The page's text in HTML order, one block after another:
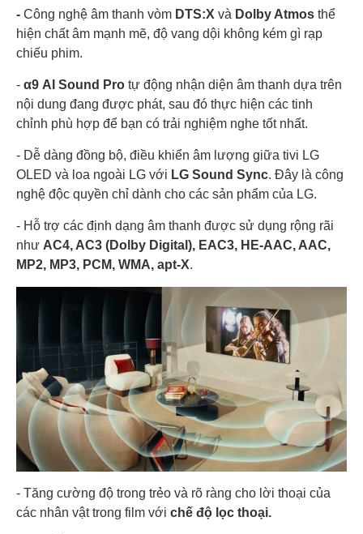
- Công nghệ âm thanh vòm DTS:X và Dolby Atmos thể
hiện chất âm mạnh mẽ, độ vang dội không kém gì rạp
chiếu phim.
- α9 AI Sound Pro tự động nhận diện âm thanh dựa trên
nội dung đang được phát, sau đó thực hiện các tinh
chỉnh phù hợp để bạn có trải nghiệm nghe tốt nhất.
- Dễ dàng đồng bộ, điều khiển âm lượng giữa tivi LG
OLED và loa ngoài LG với LG Sound Sync. Đây là công
nghệ độc quyền chỉ dành cho các sản phẩm của LG.
- Hỗ trợ các định dạng âm thanh được sử dụng rộng rãi
như AC4, AC3 (Dolby Digital), EAC3, HE-AAC, AAC,
MP2, MP3, PCM, WMA, apt-X.
- Tăng cường độ trong trẻo và rõ ràng cho lời thoại của
các nhân vật trong film với chế độ lọc thoại.